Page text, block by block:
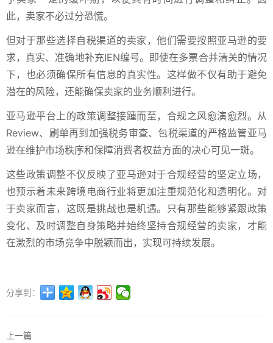
此，卖家不必过分恐慌。
但对于那些选择自税渠道的卖家，他们需要按照亚马逊的要
求，真实、准确地补充IEN编号。即使在多票合并清关的情况
下，也必须确保所有信息的真实性。这样做不仅有助于避免
潜在的风险，还能确保卖家的业务顺利进行。
亚马逊平台上的政策调整接踵而至，合规之风愈演愈烈。从
Review、刷单再到加强税务审查、包税渠道的严格监管亚马
逊在维护市场秩序和保障消费者权益方面的决心可见一斑。
这些政策调整不仅反映了亚马逊对于合规经营的坚定立场，
也预示着未来跨境电商行业将更加注重规范化和透明化。对
于卖家而言，这既是挑战也是机遇。只有那些能够紧跟政策
变化、及时调整自身策略并始终坚持合规经营的卖家，才能
在激烈的市场竞争中脱颖而出，实现可持续发展。
分享到：
上一篇